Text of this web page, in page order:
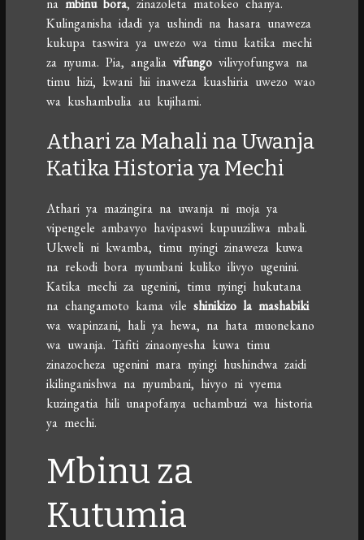
nambinu bora, zinazoleta matokeo chanya.
Kulinganisha idadi ya ushindi na hasara unaweza
kukupa taswira ya uwezo wa timu katika mechi
za nyuma. Pia, angaliavifungo vilivyofungwa na
timu hizi, kwani hii inaweza kuashiria uwezo wao
wa kushambulia au kujihami.
Athari za Mahali na Uwanja
Katika Historia ya Mechi
Athari ya mazingira na uwanja ni moja ya
vipengele ambavyo havipaswi kupuuziliwa mbali.
Ukweli ni kwamba, timu nyingi zinaweza kuwa
na rekodi bora nyumbani kuliko ilivyo ugenini.
Katika mechi za ugenini, timu nyingi hukutana
na changamoto kama vileshinikizo la mashabiki
wa wapinzani, hali ya hewa, na hata muonekano
wa uwanja. Tafiti zinaonyesha kuwa timu
zinazocheza ugenini mara nyingi hushindwa zaidi
ikilinganishwa na nyumbani, hivyo ni vyema
kuzingatia hili unapofanya uchambuzi wa historia
ya mechi.
Mbinu za
Kutumia